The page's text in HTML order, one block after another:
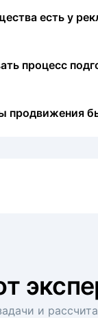
есть у
процесс
продвижения
и